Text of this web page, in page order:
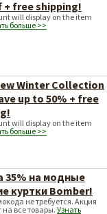
+ free shipping!
will display on the item
больше >>
Winter Collection
up to 50% + free
will display on the item
больше >>
35% на модные
куртки Bomber!
не требуется. Акция
на все товары. Узнать